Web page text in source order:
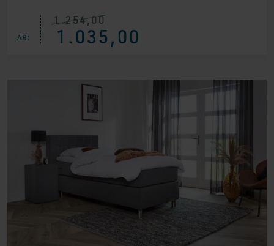
AB:
1.254,00
Ursprünglicher
Preis
war:1.035,00
Aktueller
Preis
ist: